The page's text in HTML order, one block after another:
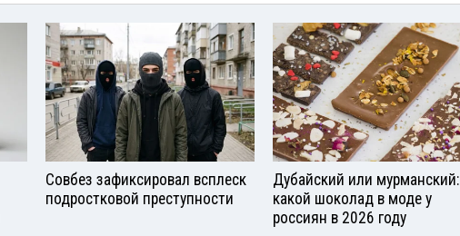
Совбез зафиксировал всплеск
подростковой преступности
Дубайский или мурманский:
какой шоколад в моде у
россиян в 2026 году